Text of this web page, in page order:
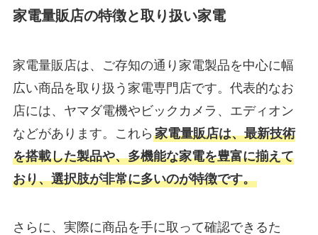
家電量販店の特徴と取り扱い家電
家電量販店は、ご存知の通り家電製品を中心に幅
広い商品を取り扱う家電専門店です。代表的なお
店には、ヤマダ電機やビックカメラ、エディオン
などがあります。これら 家電量販店は、最新技術
を搭載した製品や、多機能な家電を豊富に揃えて
おり、選択肢が非常に多いのが特徴です。
さらに、実際に商品を手に取って確認できるた